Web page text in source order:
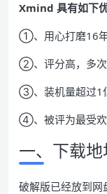
Xmind 具有如下
①、用心打磨16
②、评分高，多
③、装机量超过1
④、被评为最受欢
一、下载地
破解版已经放到网